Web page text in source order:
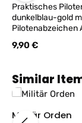
Praktisches
dunkelblau-gold
Pilotenabzeichen
Regulärer Preis:
9,90 €
Produktgalerie
Similar
Militär Orden